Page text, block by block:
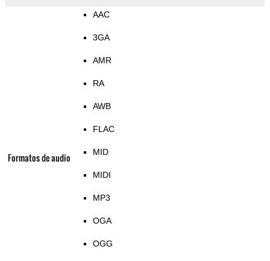
Formatos de audio
AAC
3GA
AMR
RA
AWB
FLAC
MID
MIDI
MP3
OGA
OGG